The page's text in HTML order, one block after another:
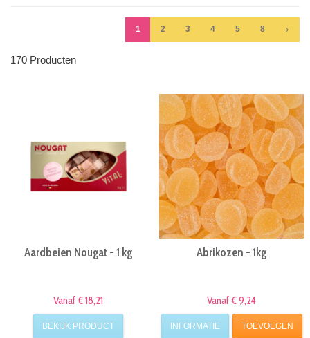
1 2 3 4 5 8
170 Producten
Aardbeien Nougat - 1 kg
Vanaf € 18,21
BEKIJK PRODUCT
Abrikozen - 1kg
Vanaf € 9,24
INFORMATIE TOEVOEGEN